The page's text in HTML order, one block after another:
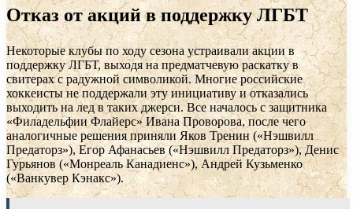
Отказ от акций в поддержку ЛГБТ
Некоторые клубы по ходу сезона устраивали акции в
поддержку ЛГБТ, выходя на предматчевую раскатку в
свитерах с радужной символикой. Многие российские
хоккеисты не поддержали эту инициативу и отказались
выходить на лед в таких джерси. Все началось с защитника
«Филадельфии Флайерс» Ивана Проворова, после чего
аналогичные решения приняли Яков Тренин («Нэшвилл
Предаторз»), Егор Афанасьев («Нэшвилл Предаторз»), Денис
Гурьянов («Монреаль Канадиенс»), Андрей Кузьменко
(«Ванкувер Кэнакс»).